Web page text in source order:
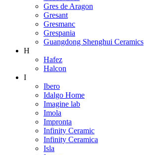
Gres de Aragon
Gresant
Gresmanc
Grespania
Guangdong Shenghui Ceramics
H
Hafez
Halcon
I
Ibero
Idalgo Home
Imagine lab
Imola
Impronta
Infinity Ceramic
Infinity Ceramica
Isla